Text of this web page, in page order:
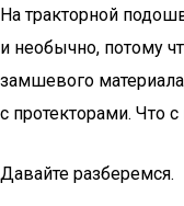
На тракторной
и необычно, потому
замшевого
с протекторами. Что
Давайте разберемся.